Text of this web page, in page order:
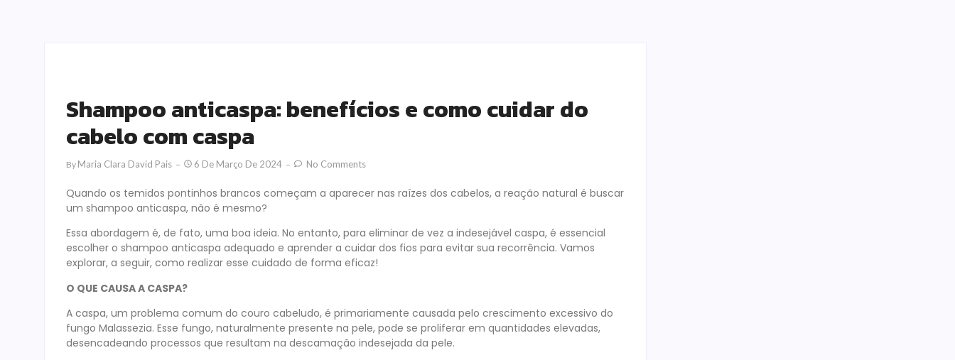
Shampoo anticaspa: benefícios e como cuidar do
cabelo com caspa
By Maria Clara David Pais 6 De Março De 2024 No Comments
Quando os temidos pontinhos brancos começam a aparecer nas raízes dos cabelos, a reação natural é buscar
um shampoo anticaspa, não é mesmo?
Essa abordagem é, de fato, uma boa ideia. No entanto, para eliminar de vez a indesejável caspa, é essencial
escolher o shampoo anticaspa adequado e aprender a cuidar dos fios para evitar sua recorrência. Vamos
explorar, a seguir, como realizar esse cuidado de forma eficaz!
O QUE CAUSA A CASPA?
A caspa, um problema comum do couro cabeludo, é primariamente causada pelo crescimento excessivo do
fungo Malassezia. Esse fungo, naturalmente presente na pele, pode se proliferar em quantidades elevadas,
desencadeando processos que resultam na descamação indesejada da pele.